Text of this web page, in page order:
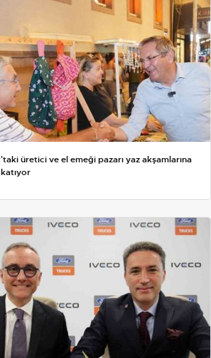
üretici ve el emeği pazarı yaz akşamlarına
katıyor